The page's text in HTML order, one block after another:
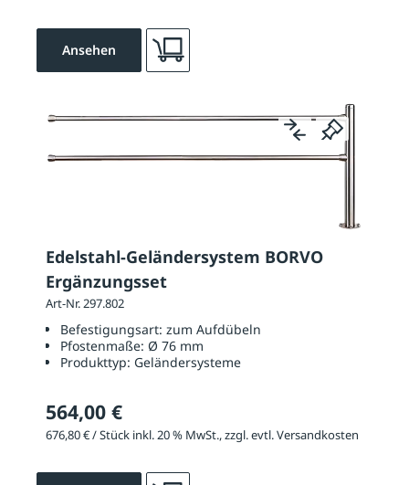
Ansehen
Edelstahl-Geländersystem BORVO
Ergänzungsset
Art-Nr. 297.802
Befestigungsart: zum Aufdübeln
Pfostenmaße: Ø 76 mm
Produkttyp: Geländersysteme
564,00 €
676,80 € / Stück inkl. 20 % MwSt., zzgl. evtl. Versandkosten